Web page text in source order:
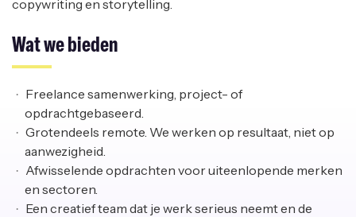
copywriting en storytelling.
Wat we bieden
Freelance samenwerking, project- of
opdrachtgebaseerd.
Grotendeels remote. We werken op resultaat, niet op
aanwezigheid.
Afwisselende opdrachten voor uiteenlopende merken
en sectoren.
Een creatief team dat je werk serieus neemt en de